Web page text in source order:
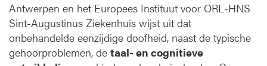
o
r
k
i
Antwerpen en het Europees Instituut voor ORL-HNS
Sint-Augustinus Ziekenhuis wijst uit dat
onbehandelde eenzijdige doofheid, naast de typische
gehoorproblemen, de taal- en cognitieve